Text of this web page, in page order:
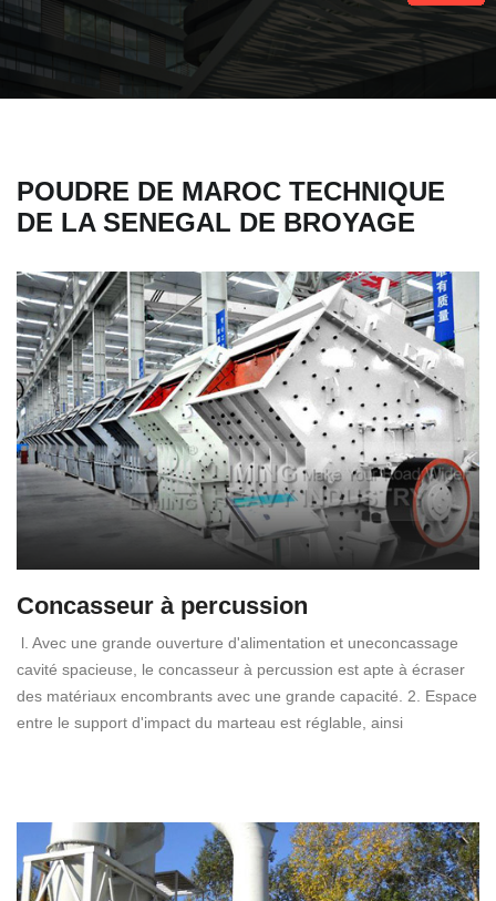
POUDRE DE MAROC TECHNIQUE
DE LA SENEGAL DE BROYAGE
Concasseur à percussion
l. Avec une grande ouverture d'alimentation et uneconcassage
cavité spacieuse, le concasseur à percussion est apte à écraser
des matériaux encombrants avec une grande capacité. 2. Espace
entre le support d'impact du marteau est réglable, ainsi